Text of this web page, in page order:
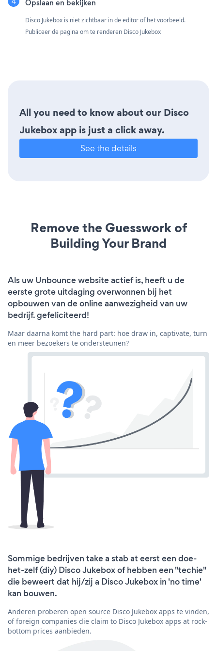
Opslaan en bekijken
Disco Jukebox is niet zichtbaar in de editor of het voorbeeld.
Publiceer de pagina om te renderen Disco Jukebox
All you need to know about our Disco
Jukebox app is just a click away.
See the details
Remove the Guesswork of
Building Your Brand
Als uw Unbounce website actief is, heeft u de
eerste grote uitdaging overwonnen bij het
opbouwen van de online aanwezigheid van uw
bedrijf. gefeliciteerd!
Maar daarna komt the hard part: hoe draw in, captivate, turn
en meer bezoekers te ondersteunen?
Sommige bedrijven take a stab at eerst een doe-
het-zelf (diy) Disco Jukebox of hebben een "techie"
die beweert dat hij/zij a Disco Jukebox in 'no time'
kan bouwen.
Anderen proberen open source Disco Jukebox apps te vinden,
of foreign companies die claim to Disco Jukebox apps at rock-
bottom prices aanbieden.